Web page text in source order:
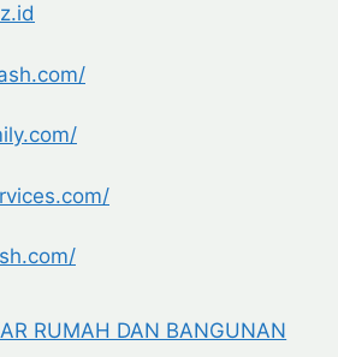
RUMAH DAN BANGUNAN